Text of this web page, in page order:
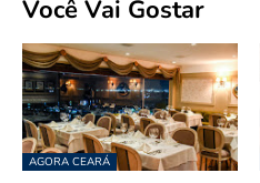
Você Vai Gostar
AGORA CEARÁ